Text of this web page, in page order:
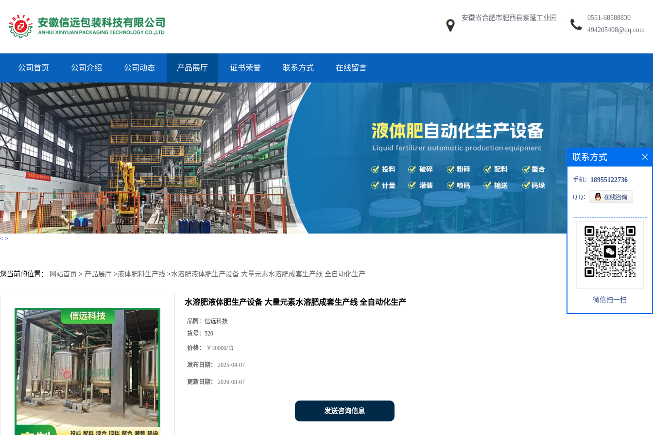
安徽省合肥市肥西县紫蓬工业园
0551-68588830
494205408@qq.com
公司首页 公司介绍 公司动态 产品展厅 证书荣誉 联系方式 在线留言
< >
您当前的位置： 网站首页 > 产品展厅 >液体肥料生产线 >水溶肥液体肥生产设备 大量元素水溶肥成套生产线 全自动化生产
水溶肥液体肥生产设备 大量元素水溶肥成套生产线 全自动化生产
品牌： 信远科技
货号： 520
价格： ￥30000/台
发布日期： 2025-04-07
更新日期： 2026-08-07
发送咨询信息
联系方式
手机： 18955122736
Q Q：
微信扫一扫